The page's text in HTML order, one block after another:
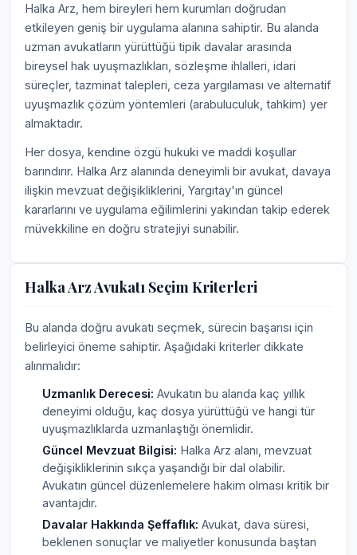
Halka Arz, hem bireyleri hem kurumları doğrudan
etkileyen geniş bir uygulama alanına sahiptir. Bu alanda
uzman avukatların yürüttüğü tipik davalar arasında
bireysel hak uyuşmazlıkları, sözleşme ihlalleri, idari
süreçler, tazminat talepleri, ceza yargılaması ve alternatif
uyuşmazlık çözüm yöntemleri (arabuluculuk, tahkim) yer
almaktadır.
Her dosya, kendine özgü hukuki ve maddi koşullar
barındırır. Halka Arz alanında deneyimli bir avukat, davaya
ilişkin mevzuat değişikliklerini, Yargıtay'ın güncel
kararlarını ve uygulama eğilimlerini yakından takip ederek
müvekkiline en doğru stratejiyi sunabilir.
Halka Arz Avukatı Seçim Kriterleri
Bu alanda doğru avukatı seçmek, sürecin başarısı için
belirleyici öneme sahiptir. Aşağıdaki kriterler dikkate
alınmalıdır:
Uzmanlık Derecesi: Avukatın bu alanda kaç yıllık
deneyimi olduğu, kaç dosya yürüttüğü ve hangi tür
uyuşmazlıklarda uzmanlaştığı önemlidir.
Güncel Mevzuat Bilgisi: Halka Arz alanı, mevzuat
değişikliklerinin sıkça yaşandığı bir dal olabilir.
Avukatın güncel düzenlemelere hakim olması kritik bir
avantajdır.
Davalar Hakkında Şeffaflık: Avukat, dava süresi,
beklenen sonuçlar ve maliyetler konusunda baştan